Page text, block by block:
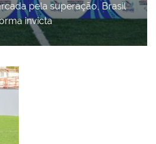
pela superação, Brasil
invicta